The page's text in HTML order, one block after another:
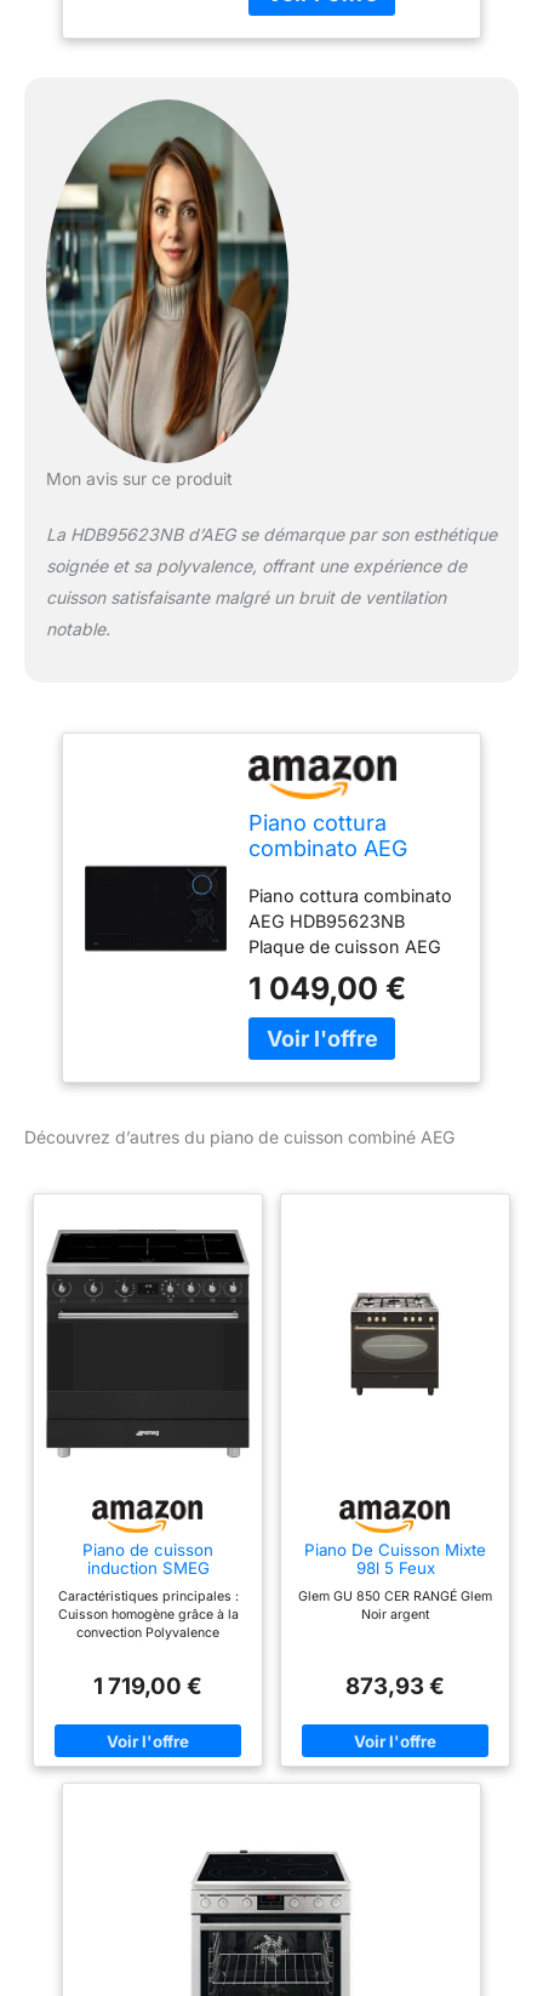
Mon avis sur ce produit
La HDB95623NB d’AEG se démarque par son esthétique
soignée et sa polyvalence, offrant une expérience de
cuisson satisfaisante malgré un bruit de ventilation
notable.
Piano cottura
combinato AEG
Piano cottura combinato
AEG HDB95623NB
Plaque de cuisson AEG
1 049,00 €
Découvrez d’autres du piano de cuisson combiné AEG
Piano de cuisson
induction SMEG
Caractéristiques principales :
Cuisson homogène grâce à la
convection Polyvalence
adaptables à tous vos besoins
à l’émail Ever Clean et à l’option
Vapor Clean Dimensions : 90 x
60 cm
1 719,00 €
Piano De Cuisson Mixte
98l 5 Feux
Noir_sort_key_string -
GU850CER
Glem GU 850 CER RANGÉ Glem
Noir argent
873,93 €